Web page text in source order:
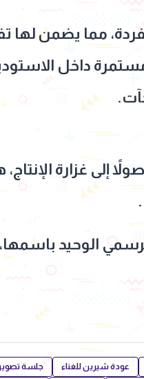
مما يضمن لها
داخل
إلى غزارة
الوحيد
عودة شيرين للغناء جلسة